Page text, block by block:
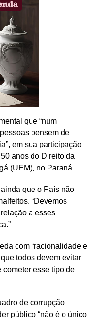
que “num
pensem de
em sua participação
anos do Direito da
(UEM), no Paraná.
que o País não
“Devemos
a esses
com “racionalidade e
todos devem evitar
cometer esse tipo de
de corrupção
público “não é o único